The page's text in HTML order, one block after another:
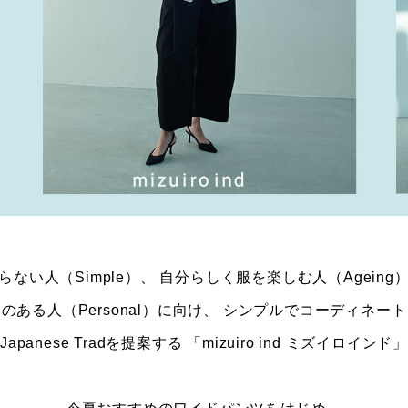
ない人（Simple）、 自分らしく服を楽しむ人（Ageing
ある人（Personal）に向け、 シンプルでコーディネー
Japanese Tradを提案する 「mizuiro ind ミズイロインド」